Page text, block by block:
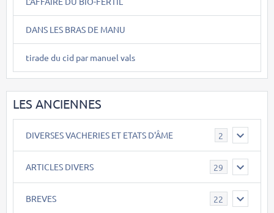
DANS LES BRAS DE MANU
tirade du cid par manuel vals
LES ANCIENNES
DIVERSES VACHERIES ET ETATS D'ÂME 2
ARTICLES DIVERS 29
BREVES 22